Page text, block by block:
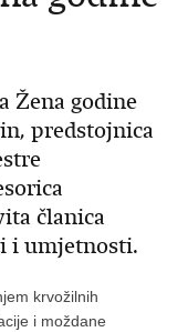
Žena godine
predstojnica
članica
i umjetnosti.
krvožilnih
i moždane